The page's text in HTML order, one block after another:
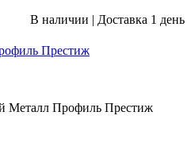
В наличии | Доставка 1 день
Престиж
Металл Профиль Престиж